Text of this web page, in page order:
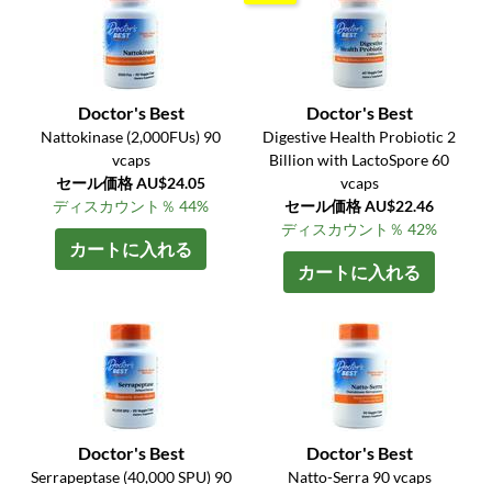
Doctor's Best
Nattokinase (2,000FUs) 90
vcaps
セール価格 AU$24.05
ディスカウント％ 44%
カートに入れる
Doctor's Best
Digestive Health Probiotic 2
Billion with LactoSpore 60
vcaps
セール価格 AU$22.46
ディスカウント％ 42%
カートに入れる
Doctor's Best
Serrapeptase (40,000 SPU) 90
Doctor's Best
Natto-Serra 90 vcaps